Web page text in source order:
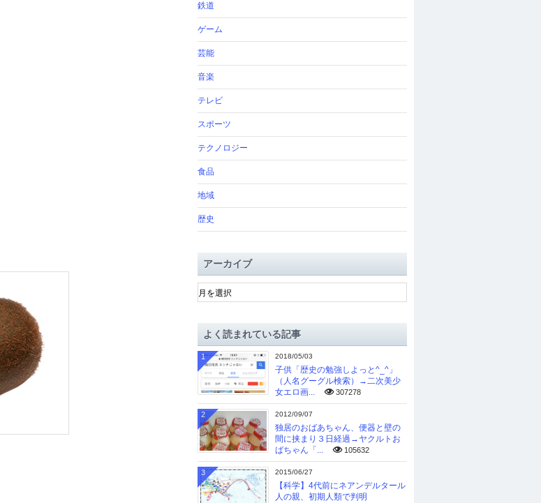
鉄道
ゲーム
芸能
音楽
テレビ
スポーツ
テクノロジー
食品
地域
歴史
アーカイブ
ア
ー
ブよく読まれている記事
2018/05/03
子供「歴史の勉強しよっと^_^」
（人名グーグル検索）→二次美少
女エロ画...
307278
1
2012/09/07
独居のおばあちゃん、便器と壁の
間に挟まり３日経過→ヤクルトお
ばちゃん「...
105632
2
2015/06/27
【科学】4代前にネアンデルタール
人の親、初期人類で判明
3